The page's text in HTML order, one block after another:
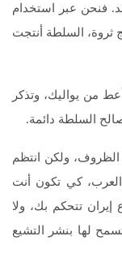
فنحن عبر استخدام
ثروة، السلطة أنتجت
من يواليك، وتذكر
السلطة دائمة.
ولكن انتظم
كي تكون أنت
إيران تتحكم بك، ولا
لها بنشر التشيع